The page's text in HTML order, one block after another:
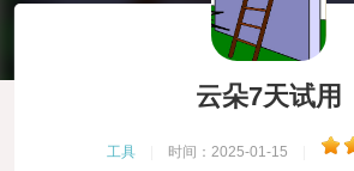
云朵7天试用
工具 时间：2025-01-15